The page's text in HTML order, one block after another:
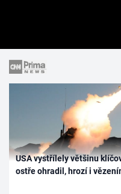
USA vystřílely většinu
ostře ohradil, hrozí i